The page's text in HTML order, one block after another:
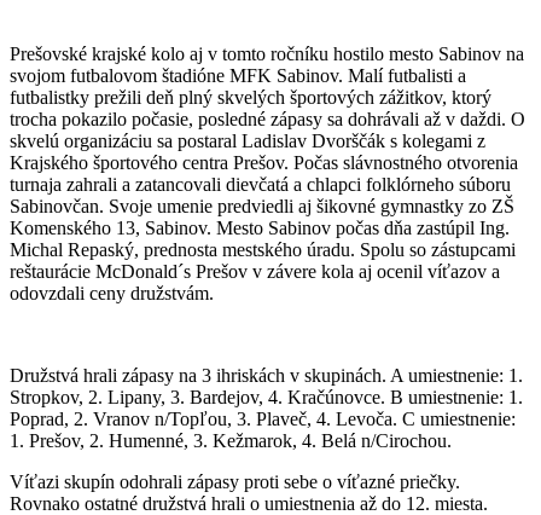
Prešovské krajské kolo aj v tomto ročníku hostilo mesto Sabinov na
svojom futbalovom štadióne MFK Sabinov. Malí futbalisti a
futbalistky prežili deň plný skvelých športových zážitkov, ktorý
trocha pokazilo počasie, posledné zápasy sa dohrávali až v daždi. O
skvelú organizáciu sa postaral Ladislav Dvorščák s kolegami z
Krajského športového centra Prešov. Počas slávnostného otvorenia
turnaja zahrali a zatancovali dievčatá a chlapci folklórneho súboru
Sabinovčan. Svoje umenie predviedli aj šikovné gymnastky zo ZŠ
Komenského 13, Sabinov. Mesto Sabinov počas dňa zastúpil Ing.
Michal Repaský, prednosta mestského úradu. Spolu so zástupcami
reštaurácie McDonald´s Prešov v závere kola aj ocenil víťazov a
odovzdali ceny družstvám.
Družstvá hrali zápasy na 3 ihriskách v skupinách. A umiestnenie: 1.
Stropkov, 2. Lipany, 3. Bardejov, 4. Kračúnovce. B umiestnenie: 1.
Poprad, 2. Vranov n/Topľou, 3. Plaveč, 4. Levoča. C umiestnenie:
1. Prešov, 2. Humenné, 3. Kežmarok, 4. Belá n/Cirochou.
Víťazi skupín odohrali zápasy proti sebe o víťazné priečky.
Rovnako ostatné družstvá hrali o umiestnenia až do 12. miesta.